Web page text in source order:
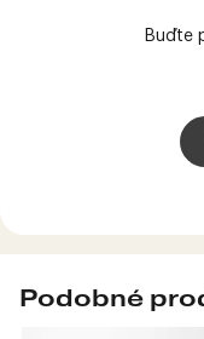
Buďte
Podobné